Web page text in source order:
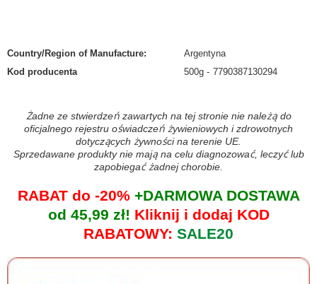
Country/Region of Manufacture:
Argentyna
Kod producenta
500g 7790387130294
Żadne ze stwierdzeń zawartych na tej stronie nie należą do
oficjalnego rejestru oświadczeń żywieniowych i zdrowotnych
dotyczących żywności na terenie UE.
Sprzedawane produkty nie mają na celu diagnozować, leczyć lub
zapobiegać żadnej chorobie.
RABAT do -20%+DARMOWA DOSTAWA
od 45,99 zł! Kliknij i dodaj KOD
RABATOWY: SALE20